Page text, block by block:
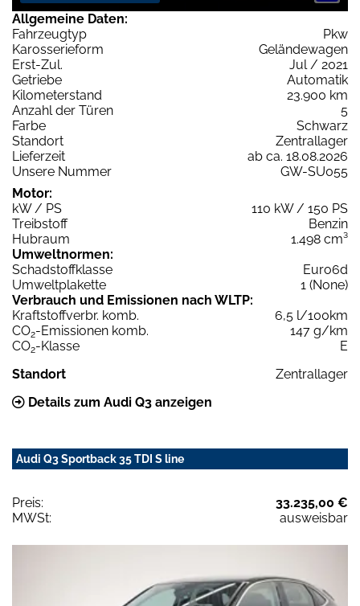
Allgemeine Daten:
Fahrzeugtyp
Pkw
Karosserieform
Geländewagen
Erst-Zul.
Jul / 2021
Getriebe
Automatik
Kilometerstand
23.900 km
Anzahl der Türen
5
Farbe
Schwarz
Standort
Zentrallager
Lieferzeit
ab ca. 18.08.2026
Unsere Nummer
GW-SU055
Motor:
kW / PS
110 kW / 150 PS
Treibstoff
Benzin
Hubraum
1.498 cm³
Umweltnormen:
Schadstoffklasse
Euro6d
Umweltplakette
1 (None)
Verbrauch und Emissionen nach WLTP:
Kraftstoffverbr. komb.
6,5 l/100km
CO2-Emissionen komb.
147 g/km
CO2-Klasse
E
Standort
Zentrallager
Details zum Audi Q3 anzeigen
Audi Q3 Sportback 35 TDI S line
Preis:
33.235,00 €
MWSt:
ausweisbar